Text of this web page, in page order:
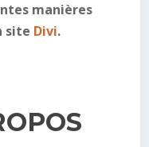
manières
site Divi.